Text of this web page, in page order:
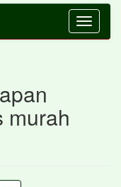
Toggle
murah